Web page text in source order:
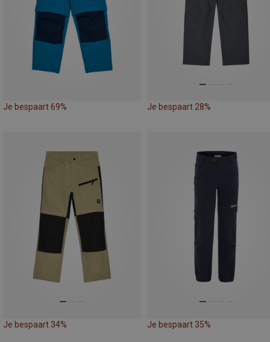
Je bespaart 69% Je bespaart 28%
Je bespaart 34% Je bespaart 35%